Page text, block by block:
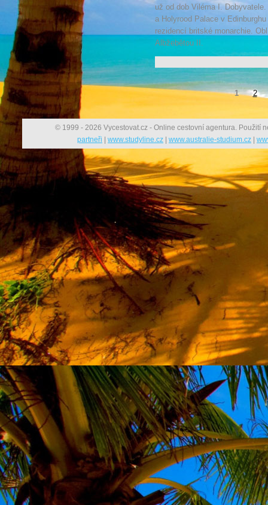
už od dob Viléma I.
a Holyrood Palace v
rezidencí britské monarchie.
Albžebětou II.
1 2
© 1999 - 2026 Vycestovat.cz - Online cestovní agentura. Použití
partneři | www.studyline.cz | www.australie-studium.cz |